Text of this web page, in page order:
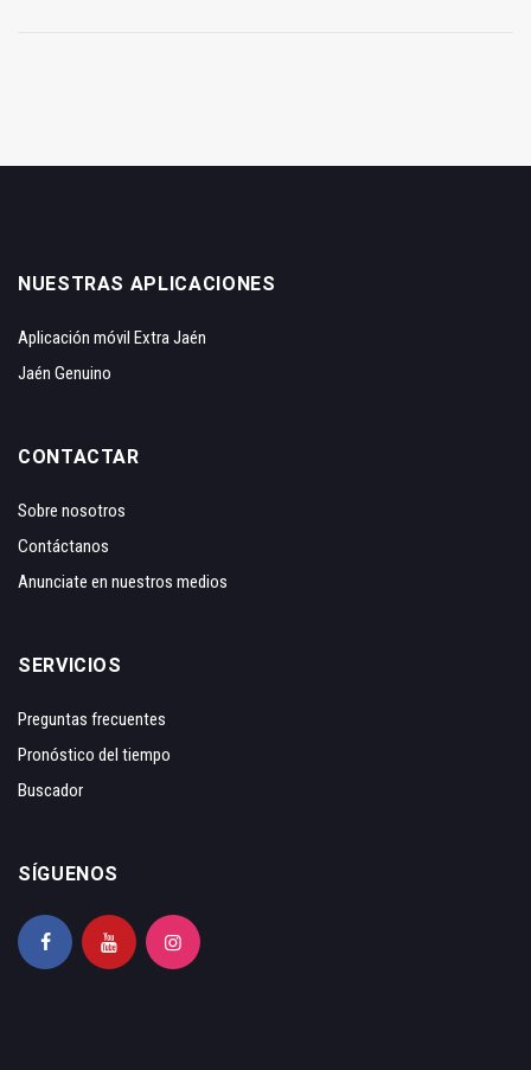
NUESTRAS APLICACIONES
Aplicación móvil Extra Jaén
Jaén Genuino
CONTACTAR
Sobre nosotros
Contáctanos
Anunciate en nuestros medios
SERVICIOS
Preguntas frecuentes
Pronóstico del tiempo
Buscador
SÍGUENOS